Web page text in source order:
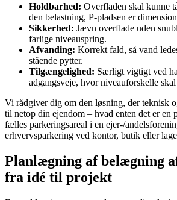
Holdbarhed: Overfladen skal kunne
den belastning, P-pladsen er
Sikkerhed: Jævn overflade uden
farlige niveauspring.
Afvanding: Korrekt fald, så vand
stående pytter.
Tilgængelighed: Særligt vigtigt ved
adgangsveje, hvor niveauforskelle
Vi rådgiver dig om den løsning, der teknisk
til netop din ejendom – hvad enten det er en
fælles parkeringsareal i en ejer-/
erhvervsparkering ved kontor, butik eller
Planlægning af belægning
fra idé til projekt